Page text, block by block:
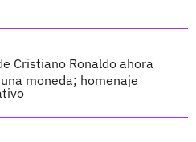
Cristiano Ronaldo ahora
moneda; homenaje